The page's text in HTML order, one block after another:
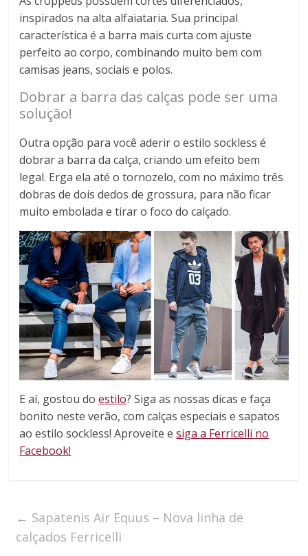
inspirados na alta alfaiataria. Sua principal
característica é a barra mais curta com ajuste
perfeito ao corpo, combinando muito bem com
camisas jeans, sociais e polos.
Dobrar a barra das calças pode ser uma
solução!
Outra opção para você aderir o estilo sockless é
dobrar a barra da calça, criando um efeito bem
legal. Erga ela até o tornozelo, com no máximo três
dobras de dois dedos de grossura, para não ficar
muito embolada e tirar o foco do calçado.
E aí, gostou doestilo? Siga as nossas dicas e faça
bonito neste verão, com calças especiais e sapatos
ao estilo sockless! Aproveite esiga a Ferricelli no
Facebook!
← Sapatenis Air Equus – Nova linha de
calçados Ferricelli